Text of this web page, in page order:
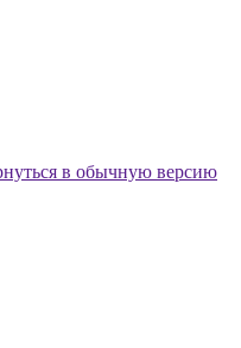
в обычную версию